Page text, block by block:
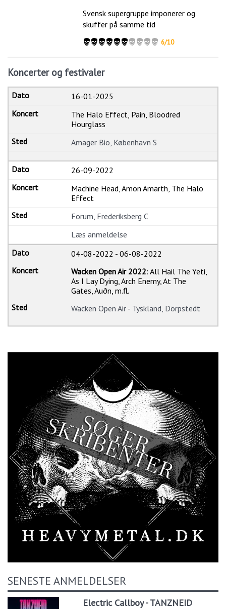
Svensk supergruppe imponerer og
skuffer på samme tid
6/10
Koncerter og festivaler
16-01-2025
The Halo Effect, Pain, Bloodred
Hourglass
Amager Bio, København S
26-09-2022
Machine Head, Amon Amarth, The Halo
Effect
Forum, Frederiksberg C
Læs anmeldelse
04-08-2022 -06-08-2022
Wacken Open Air 2022: All Hail The Yeti,
As I Lay Dying, Arch Enemy, At The
Gates, Auðn, m.fl.
Wacken Open Air - Tyskland, Dörpstedt
SENESTE ANMELDELSER
Electric Callboy - TANZNEID